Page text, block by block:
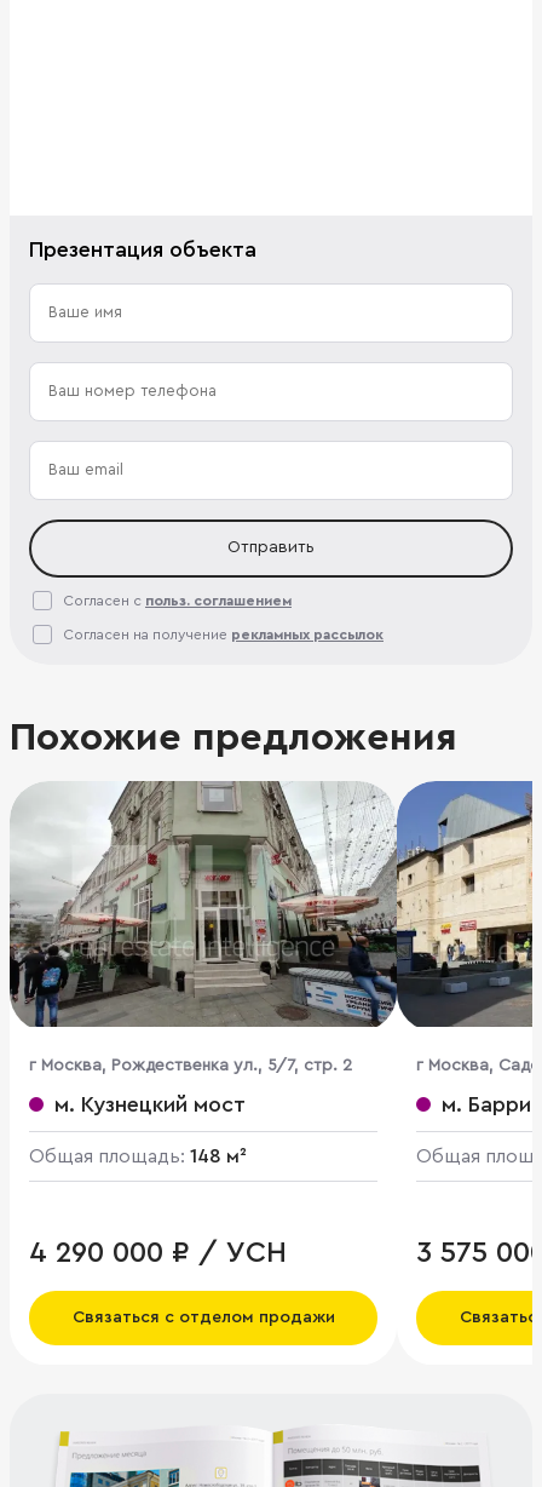
Презентация объекта
Отправить
Согласен с польз. соглашением
Согласен на получение рекламных рассылок
Похожие предложения
г Москва, Рождественка ул., 5/7, стр. 2
м. Кузнецкий мост
Общая площадь: 148 м²
4 290 000 ₽ / УСН
Связаться с отделом продажи
г Москва,
м.
Общая
3 575